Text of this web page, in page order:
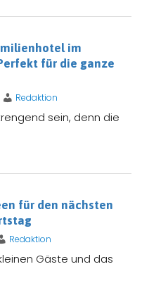
im
für die ganze
Redaktion
sein, denn die
für den nächsten
Redaktion
Gäste und das